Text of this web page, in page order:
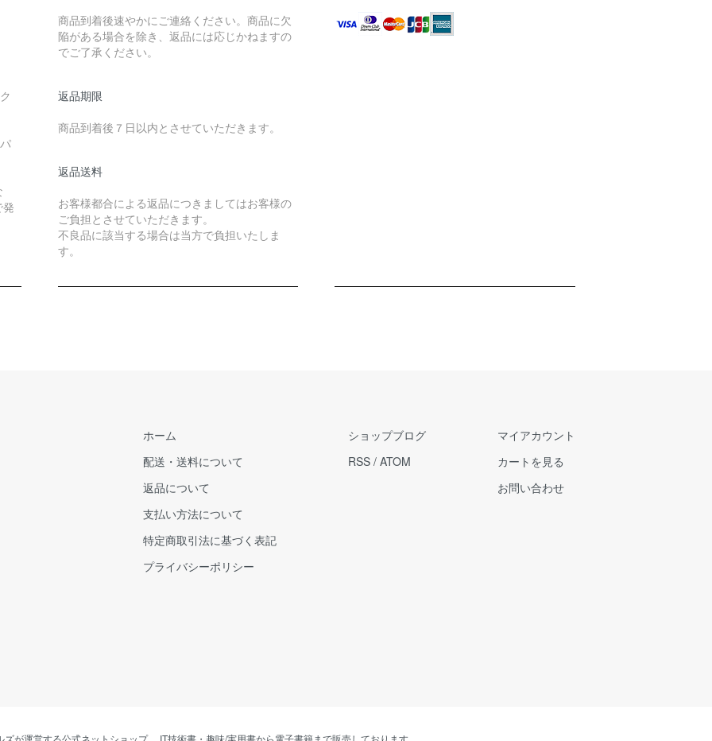
商品到着後速やかにご連絡ください。商品に欠
陥がある場合を除き、返品には応じかねますの
でご了承ください。
返品期限
商品到着後７日以内とさせていただきます。
返品送料
お客様都合による返品につきましてはお客様の
ご負担とさせていただきます。
不良品に該当する場合は当方で負担いたしま
す。
ホーム
配送・送料について
返品について
支払い方法について
特定商取引法に基づく表記
プライバシーポリシー
ショップブログ
RSS / ATOM
マイアカウント
カートを見る
お問い合わせ
ズが運営する公式ネットショップ。 IT技術書・趣味/実用書から電子書籍まで販売しております。